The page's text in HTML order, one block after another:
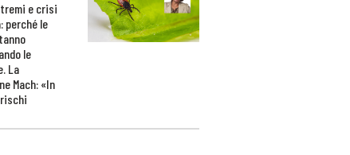
e crisi
perché le
le
La
Mach: «In